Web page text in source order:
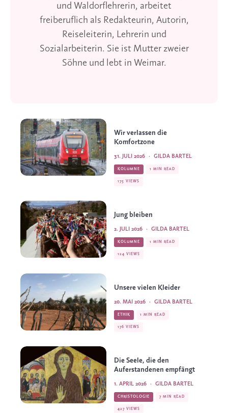
und Waldorflehrerin, arbeitet
freiberuflich als Redakteurin, Autorin,
Reiseleiterin, Lehrerin und
Sozialarbeiterin. Sie ist Mutter zweier
Söhne und lebt in Weimar.
Wir verlassen die
Komfortzone
GILDA BARTEL
·
31. JULI 2026
KOLUMNE 1 MIN READ
175 VIEWS
Jung bleiben
GILDA BARTEL
·
2. JULI 2026
KOLUMNE 1 MIN READ
124 VIEWS
Unsere vielen Kleider
GILDA BARTEL
·
20. MAI 2026
ETHIK 1 MIN READ
176 VIEWS
Die Seele, die den
Auferstandenen empfängt
GILDA BARTEL
·
1. APRIL 2026
CHRISTOLOGIE 7 MIN READ
427 VIEWS